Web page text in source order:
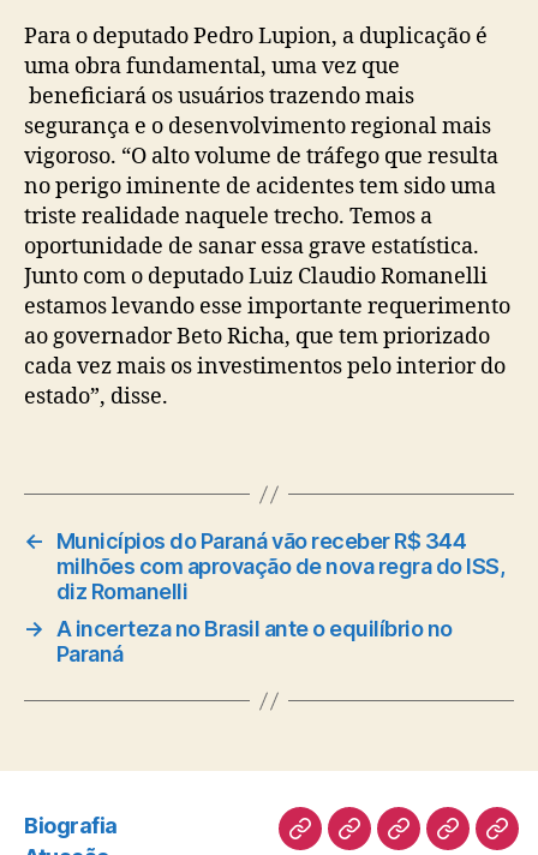
Para o deputado Pedro Lupion, a duplicação é
uma obra fundamental, uma vez que
beneficiará os usuários trazendo mais
segurança e o desenvolvimento regional mais
vigoroso. “O alto volume de tráfego que resulta
no perigo iminente de acidentes tem sido uma
triste realidade naquele trecho. Temos a
oportunidade de sanar essa grave estatística.
Junto com o deputado Luiz Claudio Romanelli
estamos levando esse importante requerimento
ao governador Beto Richa, que tem priorizado
cada vez mais os investimentos pelo interior do
estado”, disse.
←
Municípios do Paraná vão receber R$ 344
milhões com aprovação de nova regra do ISS,
diz Romanelli
→
A incerteza no Brasil ante o equilíbrio no
Paraná
Biografia
BiografiaAtuaçãoArtigosNorte